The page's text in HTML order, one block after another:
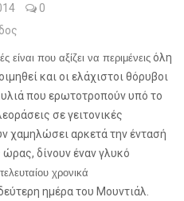
0
είναι που αξίζει να περιμένεις όλη
και οι ελάχιστοι θόρυβοι
που ερωτοτροπούν υπό το
σε γειτονικές
χαμηλώσει αρκετά την έντασή
δίνουν έναν γλυκό
χρονικά
ημέρα του Μουντιάλ.